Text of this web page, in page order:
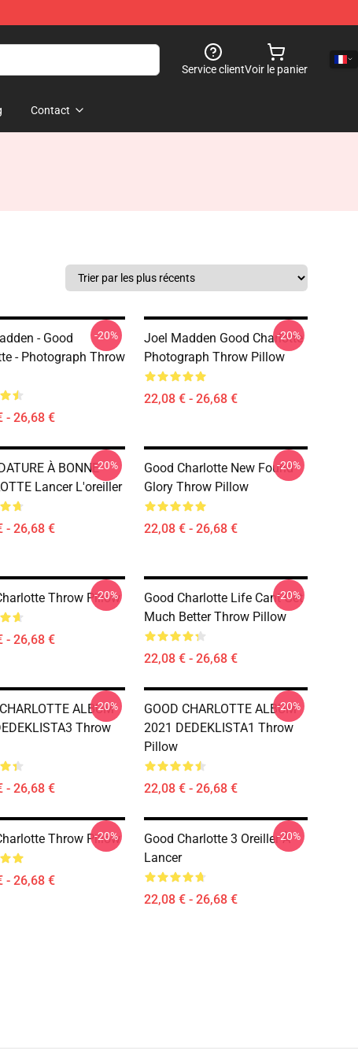
Service clientVoir le panier
Contact
- Good
- Photograph Throw
- 26,68 €
-20%
Joel Madden Good Charlotte
Photograph Throw Pillow
22,08 € - 26,68 €
-20%
À BONNE
Lancer L'oreiller
- 26,68 €
-20%
Good Charlotte New Found
Glory Throw Pillow
22,08 € - 26,68 €
-20%
Throw Pillow
- 26,68 €
-20%
Good Charlotte Life Cant Get
Much Better Throw Pillow
22,08 € - 26,68 €
-20%
ALBUM
Throw
- 26,68 €
-20%
GOOD CHARLOTTE ALBUM
2021 DEDEKLISTA1 Throw
Pillow
22,08 € - 26,68 €
-20%
Throw Pillow
- 26,68 €
-20%
Good Charlotte 3 Oreiller À
Lancer
22,08 € - 26,68 €
-20%